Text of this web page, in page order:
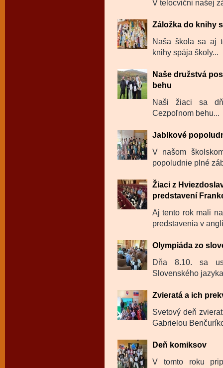
V telocvični našej
Záložka do knihy
Naša škola sa aj
knihy spája školy...
Naše družstvá
behu
Naši žiaci sa
Cezpoľnom behu...
Jablkové
V našom
popoludnie plné
Žiaci z
predstavení
Aj tento rok mali
predstavenia v
Olympiáda zo
Dňa 8.10. sa
Slovenského
Zvieratá a ich
Svetový deň
Gabrielou
Deň komiksov
V tomto roku